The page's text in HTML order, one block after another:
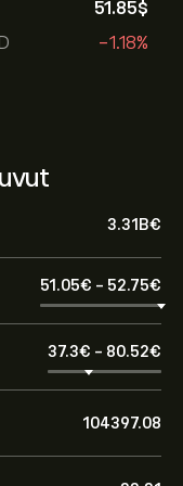
51.85‎$‎
-1.18%
3.31B‎€‎
51.05‎€‎ - 52.75‎€‎
37.3‎€‎ - 80.52‎€‎
104397.08